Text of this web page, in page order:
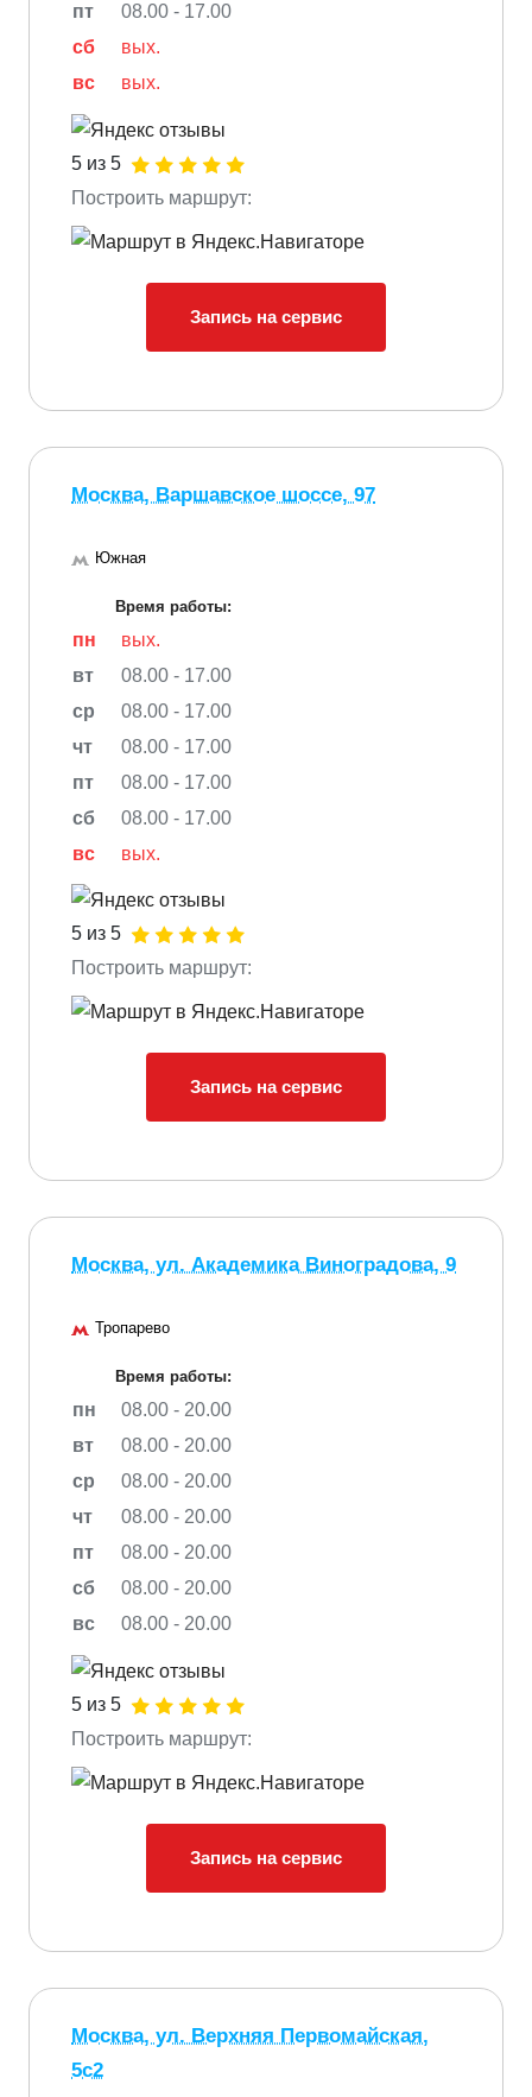
пт
08.00 - 17.00
сб
вых.
вс
вых.
5 из 5
Построить маршрут:
Запись на сервис
Москва, Варшавское шоссе, 97
Южная
Время работы:
пн
вых.
вт
08.00 - 17.00
ср
08.00 - 17.00
чт
08.00 - 17.00
пт
08.00 - 17.00
сб
08.00 - 17.00
вс
вых.
5 из 5
Построить маршрут:
Запись на сервис
Москва, ул. Академика Виноградова, 9
Тропарево
Время работы:
пн
08.00 - 20.00
вт
08.00 - 20.00
ср
08.00 - 20.00
чт
08.00 - 20.00
пт
08.00 - 20.00
сб
08.00 - 20.00
вс
08.00 - 20.00
5 из 5
Построить маршрут:
Запись на сервис
Москва, ул. Верхняя Первомайская,
5с2